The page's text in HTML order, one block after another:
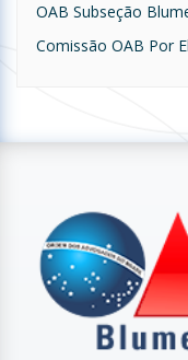
OAB Subseção
Comissão OAB Por